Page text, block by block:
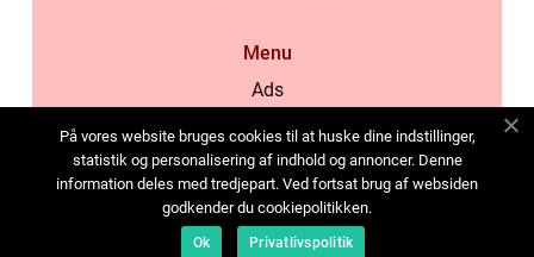
Menu
Ads
Cookies
Contact
Sitemap
På vores website bruges cookies til at huske dine indstillinger,
statistik og personalisering af indhold og annoncer. Denne
information deles med tredjepart. Ved fortsat brug af websiden
godkender du cookiepolitikken.
Ok Privatlivspolitik